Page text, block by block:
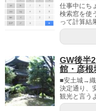
仕事中にち
検索窓を使
って計算結
GW後半
館・彦根
■安土城→
決定通り、
観光と言う